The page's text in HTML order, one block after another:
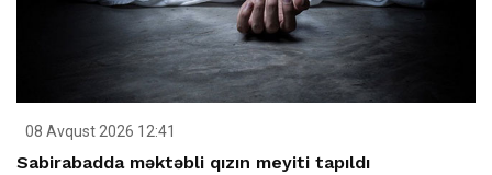
08 Avqust 2026 12:41
Sabirabadda məktəbli qızın meyiti tapıldı